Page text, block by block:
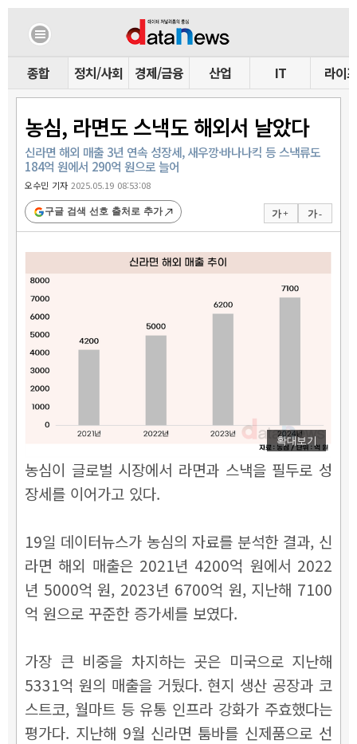
종합 정치/사회 경제/금융 산업 IT 라이프
농심, 라면도 스낵도 해외서 날았다
신라면 해외 매출 3년 연속 성장세, 새우깡·바나나킥 등 스낵류도
184억 원에서 290억 원으로 늘어
오수민 기자2025.05.19 08:53:08
가 + 가 -
구글 검색 선호 출처로 추가
확대보기
농심이 글로벌 시장에서 라면과 스낵을 필두로 성
장세를 이어가고 있다.
19일 데이터뉴스가 농심의 자료를 분석한 결과, 신
라면 해외 매출은 2021년 4200억 원에서 2022
년 5000억 원, 2023년 6700억 원, 지난해 7100
억 원으로 꾸준한 증가세를 보였다.
가장 큰 비중을 차지하는 곳은 미국으로 지난해
5331억 원의 매출을 거뒀다. 현지 생산 공장과 코
스트코, 월마트 등 유통 인프라 강화가 주효했다는
평가다. 지난해 9월 신라면 툼바를 신제품으로 선